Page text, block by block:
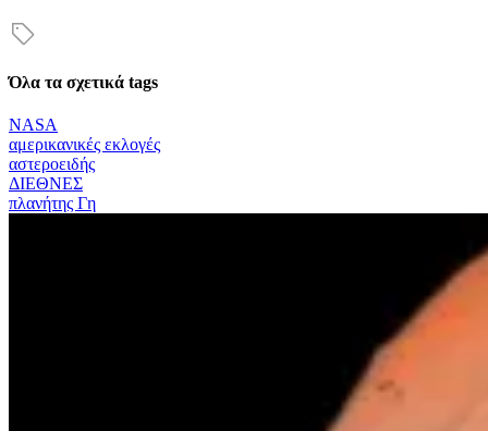
Όλα τα σχετικά tags
NASA
αμερικανικές εκλογές
αστεροειδής
ΔΙΕΘΝΕΣ
πλανήτης Γη